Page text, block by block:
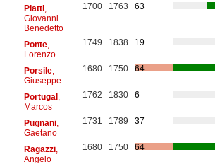
Platti,
Giovanni
Benedetto
1700 1763 63
Ponte,
Lorenzo
1749 1838 19
Porsile,
Giuseppe
1680 1750 64
Portugal,
Marcos
1762 1830 6
Pugnani,
Gaetano
1731 1789 37
Ragazzi,
Angelo
1680 1750 64